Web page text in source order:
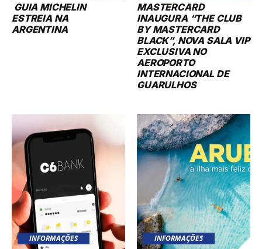
GUIA MICHELIN
ESTREIA NA
ARGENTINA
MASTERCARD
INAUGURA “THE CLUB
BY MASTERCARD
BLACK”, NOVA SALA VIP
EXCLUSIVA NO
AEROPORTO
INTERNACIONAL DE
GUARULHOS
INFORMAÇÕES INFORMAÇÕES